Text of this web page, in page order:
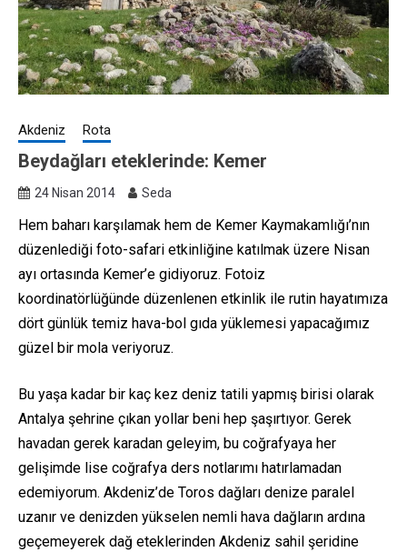
Akdeniz Rota
Beydağları eteklerinde: Kemer
24 Nisan 2014 Seda
Hem baharı karşılamak hem de Kemer Kaymakamlığı’nın
düzenlediği foto-safari etkinliğine katılmak üzere Nisan
ayı ortasında Kemer’e gidiyoruz. Fotoiz
koordinatörlüğünde düzenlenen etkinlik ile rutin hayatımıza
dört günlük temiz hava-bol gıda yüklemesi yapacağımız
güzel bir mola veriyoruz.
Bu yaşa kadar bir kaç kez deniz tatili yapmış birisi olarak
Antalya şehrine çıkan yollar beni hep şaşırtıyor. Gerek
havadan gerek karadan geleyim, bu coğrafyaya her
gelişimde lise coğrafya ders notlarımı hatırlamadan
edemiyorum. Akdeniz’de Toros dağları denize paralel
uzanır ve denizden yükselen nemli hava dağların ardına
geçemeyerek dağ eteklerinden Akdeniz sahil şeridine